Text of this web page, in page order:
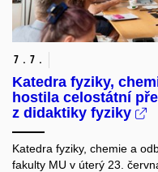
7. 7.
Katedra fyziky,
hostila celostátní
z didaktiky fyziky
Katedra fyziky, chemie a
fakulty MU v úterý 23.